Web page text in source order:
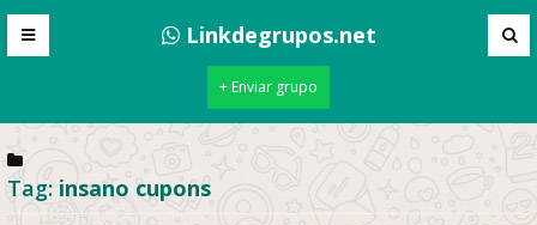
Linkdegrupos.net
+ Enviar grupo
Tag: insano cupons